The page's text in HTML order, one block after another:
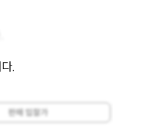
.
판매 입찰가